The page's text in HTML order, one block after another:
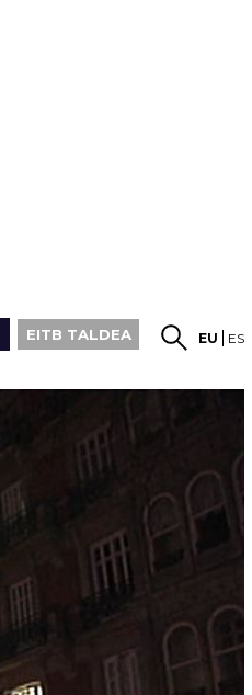
EITB TALDEA EU ES